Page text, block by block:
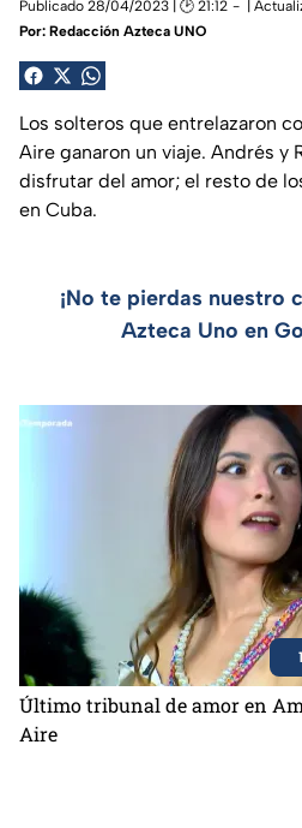
Publicado 28/04/2023 | 🕑 21:12
|
Por: Redacción Azteca UNO
Los solteros que entrelazaron
Aire ganaron un viaje. Andrés y
disfrutar del amor; el resto de
en Cuba.
¡No te pierdas nuestro
Azteca Uno en
Último tribunal de amor en
Aire